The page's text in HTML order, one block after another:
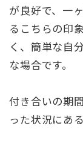
が良好で、一
るこちらの印
く、簡単な自
な場合です。
付き合いの期
った状況にあ